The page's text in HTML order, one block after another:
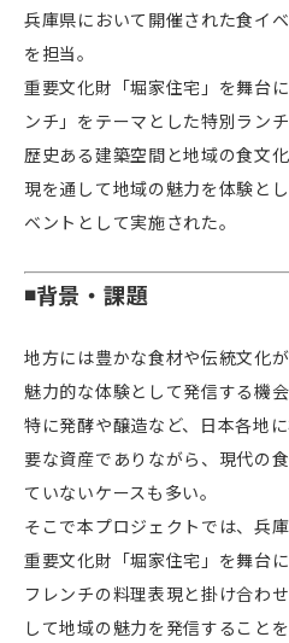
兵庫県において開催された食イ
を担当。
重要文化財「堀家住宅」を舞台
ンチ」をテーマとした特別ラン
歴史ある建築空間と地域の食文
現を通して地域の魅力を体験と
ベントとして実施された。
◾️背景・課題
地方には豊かな食材や伝統文化
魅力的な体験として発信する機
特に発酵や醸造など、日本各地
要な資産でありながら、現代の
ていないケースも多い。
そこで本プロジェクトでは、兵
重要文化財「堀家住宅」を舞台
フレンチの料理表現と掛け合わ
して地域の魅力を発信することを